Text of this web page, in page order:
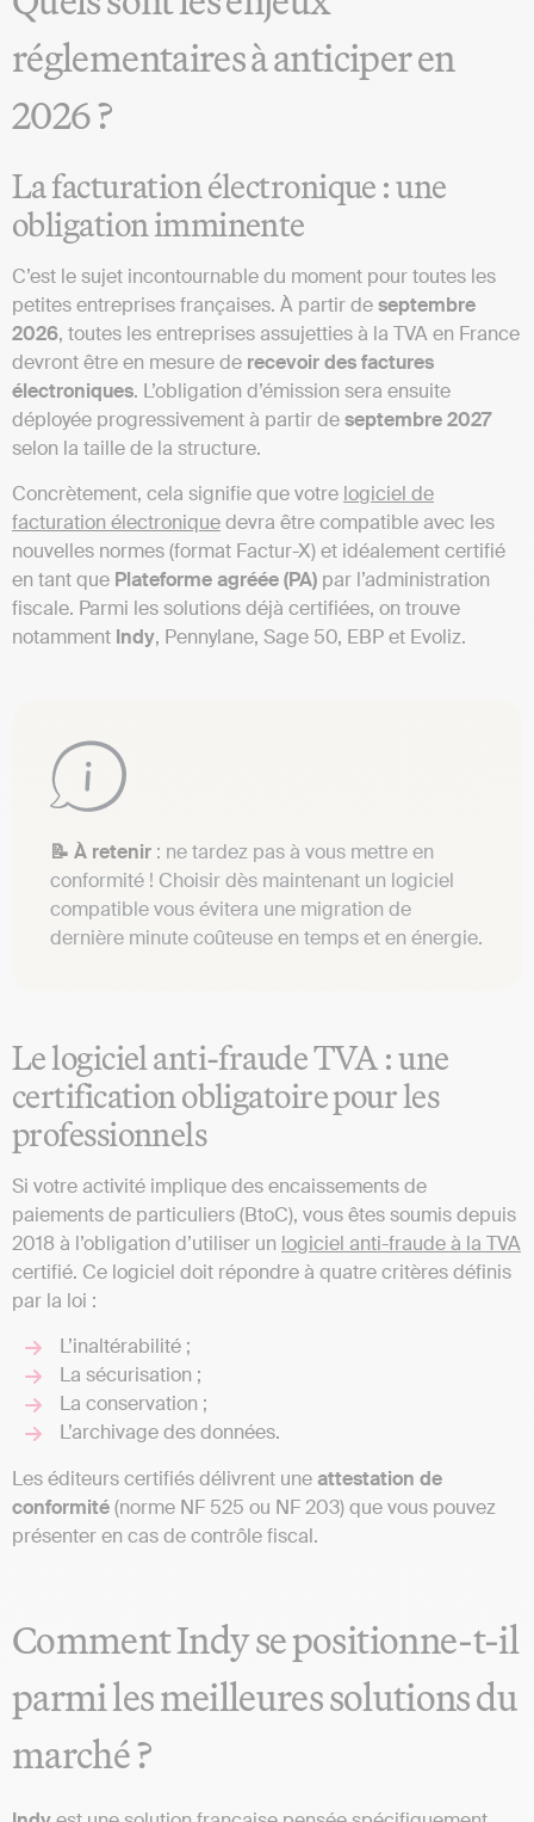
réglementaires à anticiper en
2026 ?
La facturation électronique : une
obligation imminente
C’est le sujet incontournable du moment pour toutes les
petites entreprises françaises. À partir deseptembre
2026, toutes les entreprises assujetties à la TVA en France
devront être en mesure de recevoir des factures
électroniques. L’obligation d’émission sera ensuite
déployée progressivement à partir deseptembre 2027
selon la taille de la structure.
Concrètement, cela signifie que votre logiciel de
facturation électroniquedevra être compatible avec les
nouvelles normes (format Factur-X) et idéalement certifié
en tant que Plateformeagréée (PA) par l’administration
fiscale. Parmi les solutions déjà certifiées, on trouve
notamment Indy, Pennylane, Sage 50, EBP et Evoliz.
📝 À retenir : ne tardez pas à vous mettre en
conformité ! Choisir dès maintenant un logiciel
compatible vous évitera une migration de
dernière minute coûteuse en temps et en énergie.
Le logiciel anti-fraude TVA : une
certification obligatoire pour les
professionnels
Si votre activité implique des encaissements de
paiements de particuliers (BtoC), vous êtes soumis depuis
2018 à l’obligation d’utiliser un logiciel anti-fraude à la TVA
certifié. Ce logiciel doit répondre à quatre critères définis
par la loi :
L’inaltérabilité ;
La sécurisation ;
La conservation ;
L’archivage des données.
Les éditeurs certifiés délivrent uneattestation de
conformité(norme NF 525 ou NF 203) que vous pouvez
présenter en cas de contrôle fiscal.
Comment Indy se positionne-t-il
parmi les meilleures solutions du
marché ?